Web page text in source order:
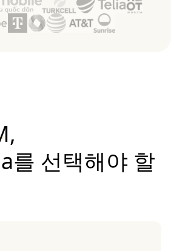
를 선택해야 할